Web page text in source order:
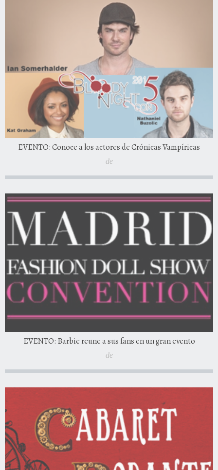
EVENTO: Conoce a los actores de Crónicas Vampíricas
de
EVENTO: Barbie reune a sus fans en un gran evento
de